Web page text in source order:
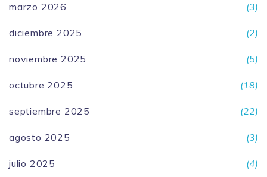
marzo 2026 (3)
diciembre 2025 (2)
noviembre 2025 (5)
octubre 2025 (18)
septiembre 2025 (22)
agosto 2025 (3)
julio 2025 (4)